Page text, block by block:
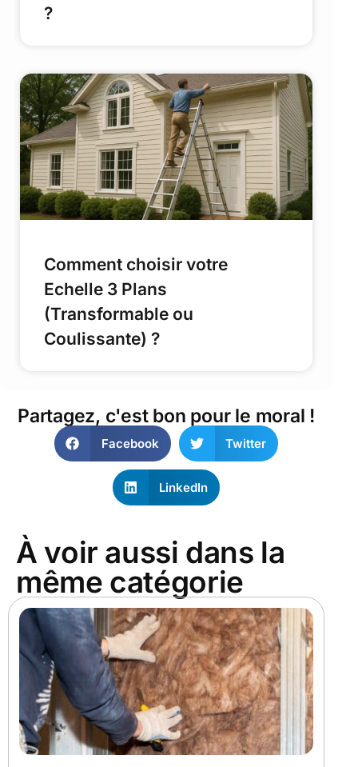
?
Comment choisir votre
Echelle 3 Plans
(Transformable ou
Coulissante) ?
Partagez, c'est bon pour le moral !
Facebook Twitter
LinkedIn
À voir aussi dans la
même catégorie